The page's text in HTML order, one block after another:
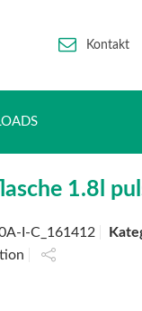
Kontakt
1.8l
I-C_161412